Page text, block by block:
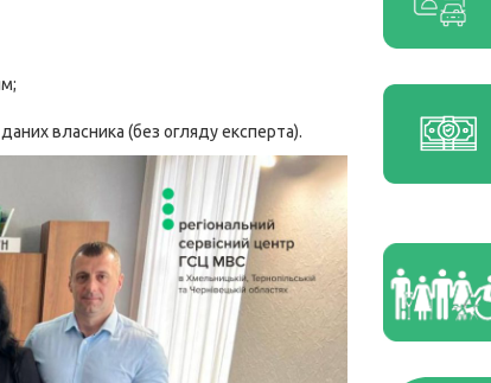
власника (без огляду експерта).